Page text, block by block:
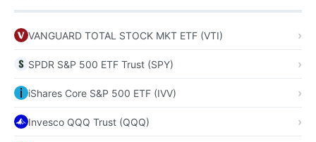
VANGUARD TOTAL STOCK MKT ETF (VTI)
SPDR S&P 500 ETF Trust (SPY)
iShares Core S&P 500 ETF (IVV)
Invesco QQQ Trust (QQQ)